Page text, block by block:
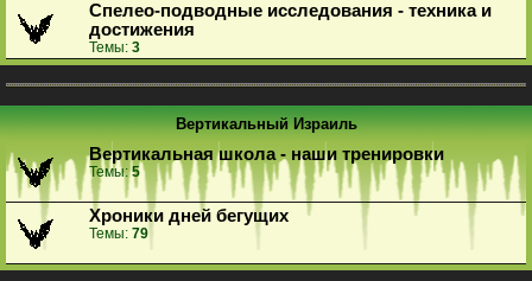
Спелео-подводные исследования - техника и
достижения
Темы: 3
Вертикальный Израиль
Вертикальная школа - наши тренировки
Темы:5
Хроники дней бегущих
Темы: 79